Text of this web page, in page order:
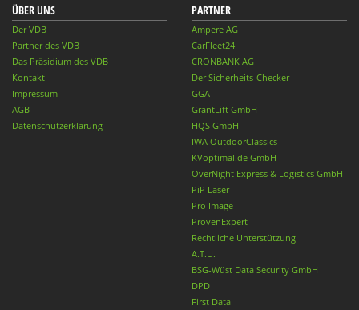
ÜBER UNS
Der VDB
Partner des VDB
Das Präsidium des VDB
Kontakt
Impressum
AGB
Datenschutzerklärung
PARTNER
Ampere AG
CarFleet24
CRONBANK AG
Der Sicherheits-Checker
GGA
GrantLift GmbH
HQS GmbH
IWA OutdoorClassics
KVoptimal.de GmbH
OverNight Express & Logistics GmbH
PiP Laser
Pro Image
ProvenExpert
Rechtliche Unterstützung
A.T.U.
BSG-Wüst Data Security GmbH
DPD
First Data